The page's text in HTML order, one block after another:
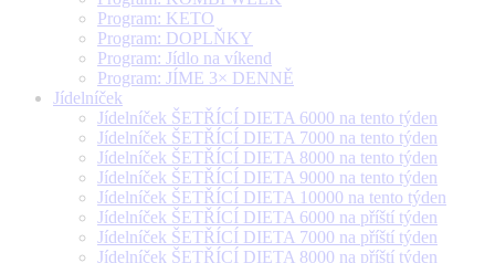
Program: KETO
Program: DOPLŇKY
Program: Jídlo na víkend
Program: JÍME 3× DENNĚ
Jídelníček
Jídelníček ŠETŘÍCÍ DIETA 6000 na tento týden
Jídelníček ŠETŘÍCÍ DIETA 7000 na tento týden
Jídelníček ŠETŘÍCÍ DIETA 8000 na tento týden
Jídelníček ŠETŘÍCÍ DIETA 9000 na tento týden
Jídelníček ŠETŘÍCÍ DIETA 10000 na tento týden
Jídelníček ŠETŘÍCÍ DIETA 6000 na příští týden
Jídelníček ŠETŘÍCÍ DIETA 7000 na příští týden
Jídelníček ŠETŘÍCÍ DIETA 8000 na příští týden